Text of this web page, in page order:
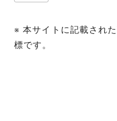
※ 本サイトに記載され
標です。